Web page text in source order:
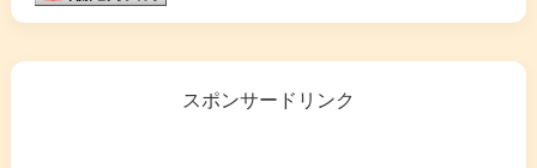
スポンサードリンク